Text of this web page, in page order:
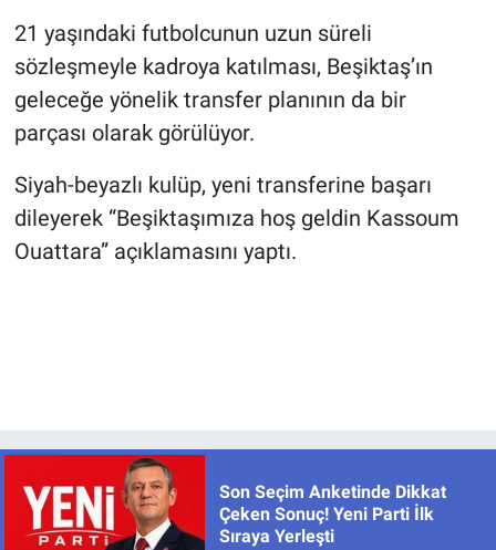
21 yaşındaki futbolcunun uzun süreli
sözleşmeyle kadroya katılması, Beşiktaş’ın
geleceğe yönelik transfer planının da bir
parçası olarak görülüyor.
Siyah-beyazlı kulüp, yeni transferine başarı
dileyerek “Beşiktaşımıza hoş geldin Kassoum
Ouattara” açıklamasını yaptı.
Son Seçim Anketinde Dikkat
Çeken Sonuç! Yeni Parti İlk
Sıraya Yerleşti